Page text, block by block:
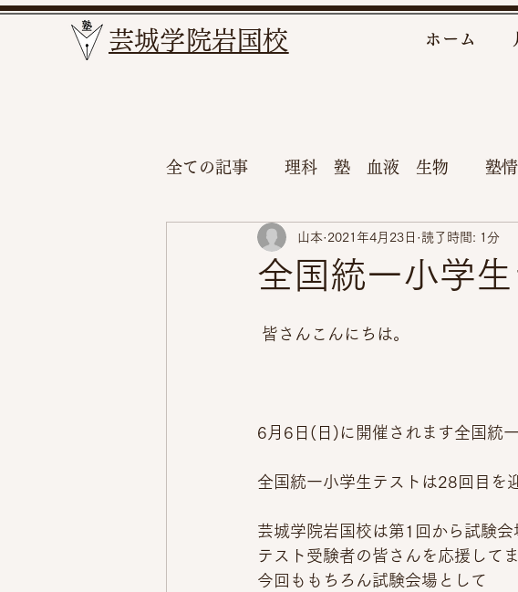
​芸城学院岩国校 ホーム
全ての記事 理科 塾 血液 生物 塾
全国統一小学
山本 2021年4月23日 読了時間: 1分
皆さんこんにちは。
6月6日(日)に開催されます全国統
全国統一小学生テストは28回目を
芸城学院岩国校は第1回から試験会
テスト受験者の皆さんを応援して
今回ももちろん試験会場として